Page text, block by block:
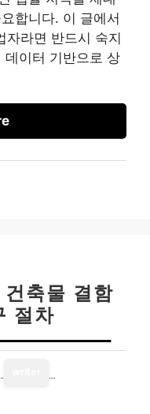
합니다. 이 글에서
자라면 반드시 숙지
데이터 기반으로 상
축물 결함
절차